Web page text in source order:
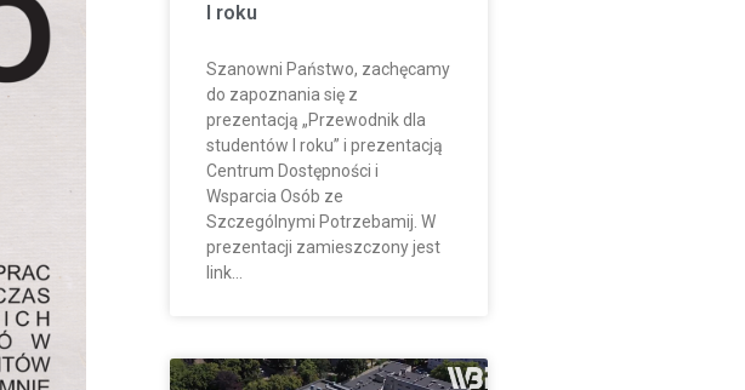
I roku
Szanowni Państwo, zachęcamy
do zapoznania się z
prezentacją „Przewodnik dla
studentów I roku” i prezentacją
Centrum Dostępności i
Wsparcia Osób ze
Szczególnymi Potrzebamij. W
prezentacji zamieszczony jest
link…